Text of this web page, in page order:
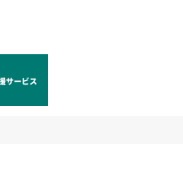
ては、原則
るもので